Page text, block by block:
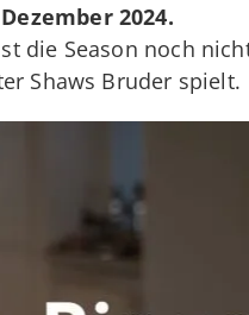
2024.
die Season noch
Shaws Bruder spielt.